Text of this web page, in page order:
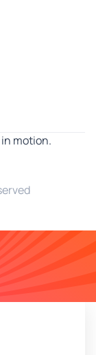
motion.